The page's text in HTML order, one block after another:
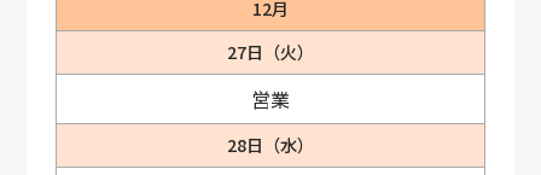
12月
27日（火）
営業
28日（水）